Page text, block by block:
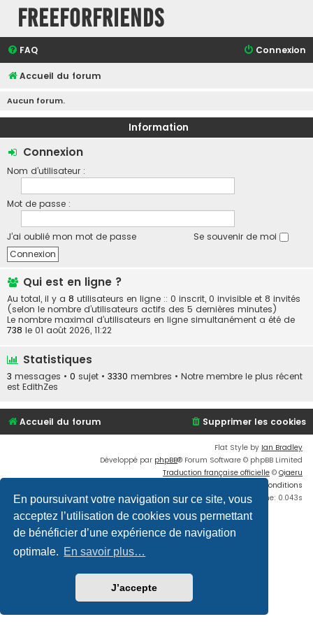
En poursuivant votre navigation sur ce site, vous
acceptez l’utilisation de cookies vous permettant
de bénéficier d’une expérience de navigation
optimale. En savoir plus…
J’accepte
FreeForFriends
FAQ Connexion
Accueil du forum
Aucun forum.
Information
Connexion
Nom d’utilisateur :
Mot de passe :
J’ai oublié mon mot de passe Se souvenir de moi
Qui est en ligne ?
Au total, il y a 8 utilisateurs en ligne :: 0 inscrit, 0 invisible et 8 invités
(selon le nombre d’utilisateurs actifs des 5 dernières minutes)
Le nombre maximal d’utilisateurs en ligne simultanément a été de
738 le 01 août 2026, 11:22
Statistiques
3 messages • 0 sujet • 3330 membres • Notre membre le plus récent
est EdithZes
Accueil du forum Supprimer les cookies
Flat Style by Ian Bradley
Développé par phpBB® Forum Software © phpBB Limited
Traduction française officielle © Qiaeru
Conditions
Time: 0.043s